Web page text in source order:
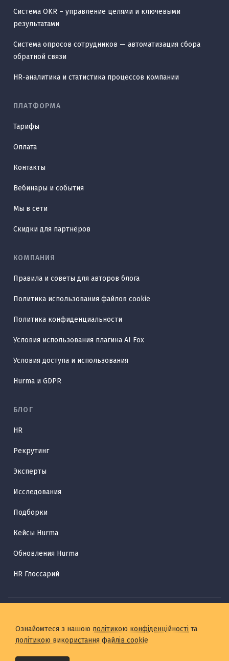
Система OKR – управление целями и ключевыми
результатами
Система опросов сотрудников — автоматизация сбора
обратной связи
HR-аналитика и статистика процессов компании
ПЛАТФОРМА
Тарифы
Оплата
Контакты
Вебинары и события
Мы в сети
Скидки для партнёров
КОМПАНИЯ
Правила и советы для авторов блога
Политика использования файлов cookie
Политика конфиденциальности
Условия использования плагина AI Fox
Условия доступа и использования
Hurma и GDPR
БЛОГ
HR
Рекрутинг
Эксперты
Исследования
Подборки
Кейсы Hurma
Обновления Hurma
HR Глоссарий
Ознайомтеся з нашою політикою конфіденційності та
політикою використання файлів cookie